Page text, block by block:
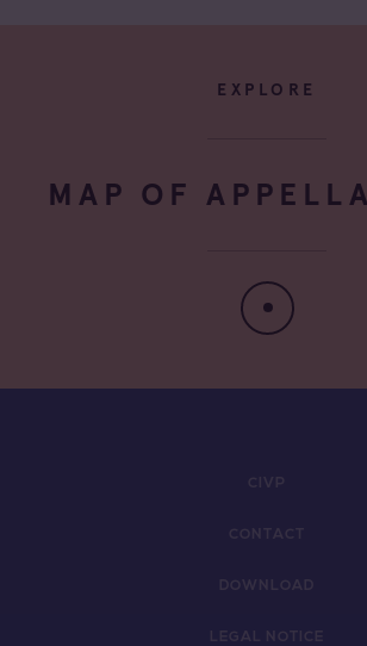
EXPLORE
MAP OF
LEGAL NOTICE